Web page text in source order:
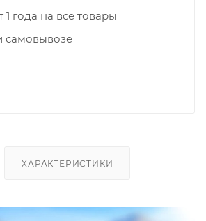
1 года на все товары
самовывозе
ХАРАКТЕРИСТИКИ